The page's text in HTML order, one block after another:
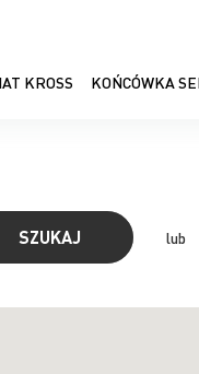
KROSS KOŃCÓWKA
SZUKAJ lub